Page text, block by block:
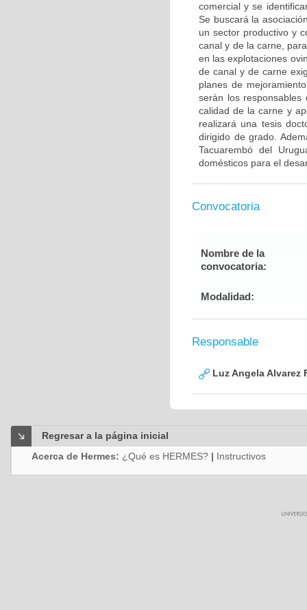
comercial y se
Se buscará la
un sector productivo y
canal y de la carne,
en las explotaciones
de canal y de carne
planes de
serán los
calidad de la carne y
realizará una tesis
dirigido de grado.
Tacuarembó del
domésticos para el
Convocatoria
Nombre de la
convocatoria:
Modalidad:
Responsable
Luz Angela Alvarez
Regresar a la página inicial
Acerca de Hermes: ¿Qué es HERMES? | Instructivos